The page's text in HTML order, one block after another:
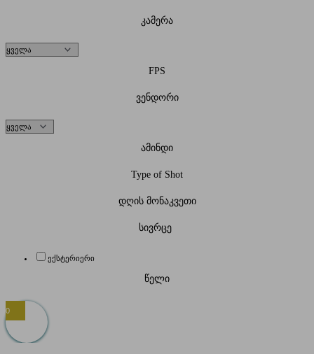
კამერა
FPS
ვენდორი
ამინდი
Type of Shot
დღის მონაკვეთი
სივრცე
ექსტერიერი
წელი
0